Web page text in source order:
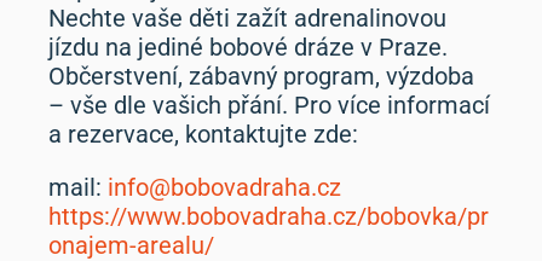
Nechte vaše děti zažít adrenalinovou
jízdu na jediné bobové dráze v Praze.
Občerstvení, zábavný program, výzdoba
– vše dle vašich přání. Pro více informací
a rezervace, kontaktujte zde:
mail: info@bobovadraha.cz
https://www.bobovadraha.cz/bobovka/pr
onajem-arealu/